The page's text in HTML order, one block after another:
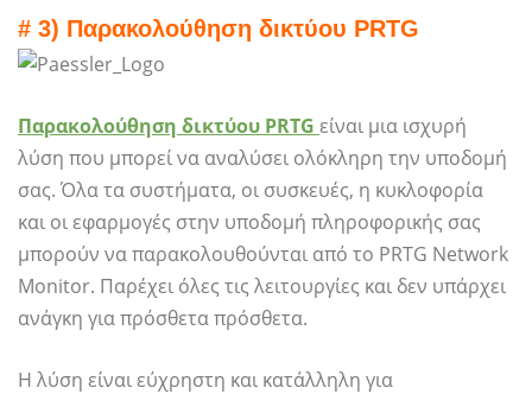
# 3) Παρακολούθηση δικτύου PRTG
Παρακολούθηση δικτύου PRTG είναι μια ισχυρή
λύση που μπορεί να αναλύσει ολόκληρη την υποδομή
σας. Όλα τα συστήματα, οι συσκευές, η κυκλοφορία
και οι εφαρμογές στην υποδομή πληροφορικής σας
μπορούν να παρακολουθούνται από το PRTG Network
Monitor. Παρέχει όλες τις λειτουργίες και δεν υπάρχει
ανάγκη για πρόσθετα πρόσθετα.
Η λύση είναι εύχρηστη και κατάλληλη για